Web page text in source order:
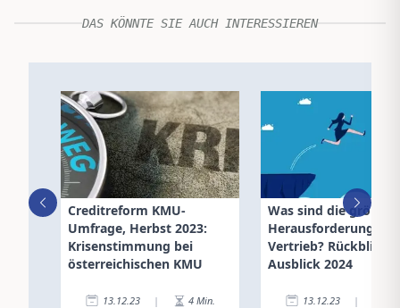
DAS KÖNNTE SIE AUCH INTERESSIEREN
Creditreform KMU-
Umfrage, Herbst 2023:
Krisenstimmung bei
österreichischen KMU
13.12.23 | 4 Min.
Was sind die größten
Herausforderungen
Vertrieb? Rückblick
Ausblick 2024
13.12.23 |